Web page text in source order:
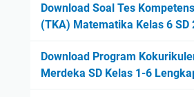
Download Soal Tes
(TKA) Matematika Kelas 6 SD
Download Program
Merdeka SD Kelas 1-6